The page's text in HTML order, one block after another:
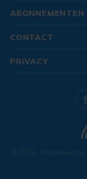
ABONNEMENTEN
CONTACT
© 2026 . Onderdeel van
PRIVACY